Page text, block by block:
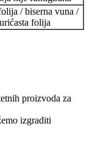
/ biserna vuna /
folija
proizvoda za
izgraditi